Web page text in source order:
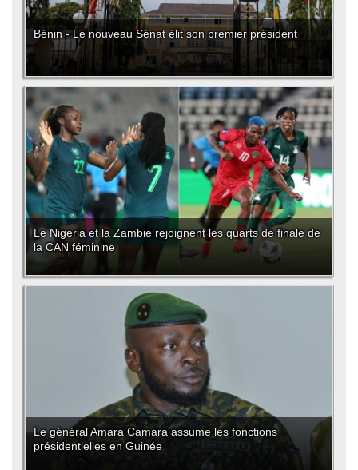
Bénin - Le nouveau Sénat élit son premier président
Le Nigeria et la Zambie rejoignent les quarts de finale de
la CAN féminine
Le général Amara Camara assume les fonctions
présidentielles en Guinée